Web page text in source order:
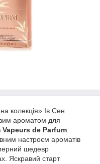
колекція» Ів Сен
ароматом для
Vapeurs de Parfum
настроєм ароматів
шедевр
Яскравий старт